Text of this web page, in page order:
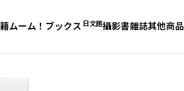
ムーム！ブックス 日文館攝影書雜誌其他商品